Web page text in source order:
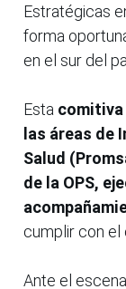
Estratégicas
forma
en el sur del
Esta
las áreas de
Salud
de la OPS,
cumplir con el
Ante el